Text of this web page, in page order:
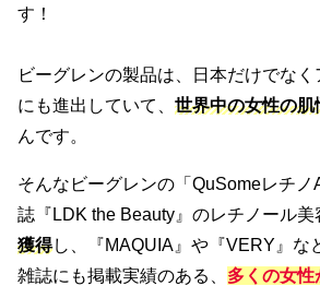
す！
ビーグレンの製品は、日本だけでな
にも進出していて、 世界中の女性の肌
んです。
そんなビーグレンの「QuSomeレチ
誌『LDK the Beauty』のレチノール美
獲得し、『MAQUIA』や『VERY』な
雑誌にも掲載実績のある、 多くの女性